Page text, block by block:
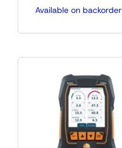
Available on backorder